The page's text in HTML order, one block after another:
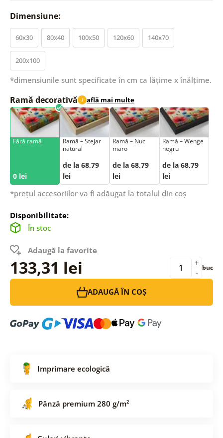
Dimensiune:
60x30 80x40 100x50 120x60 140x70
200x100
*dimensiunile sunt specificate în cm ca lățime x înălțime.
Ramă decorativă i află mai multe
Fără ramă
0 lei
Ramă – Stejar
natural
de la 68,79
lei
Ramă – Nuc
maro
de la 68,79
lei
Ramă – Wenge
negru
de la 68,79
lei
*prețul accesoriilor va fi adăugat la totalul din coș
Disponibilitate:
În stoc
Adaugă la favorite
133,31 lei -
+ buc
ADAUGĂ ÎN COȘ
Imprimare ecologică
Pânză premium 280 g/m²